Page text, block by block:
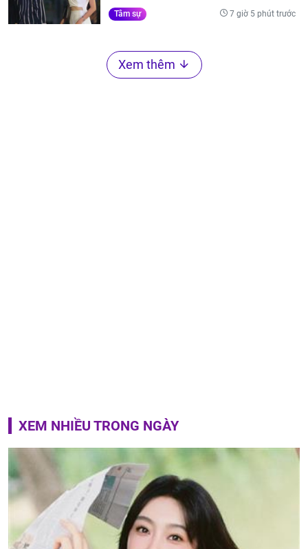
Tâm sự 7 giờ 5 phút trước
Xem thêm
XEM NHIỀU TRONG NGÀY